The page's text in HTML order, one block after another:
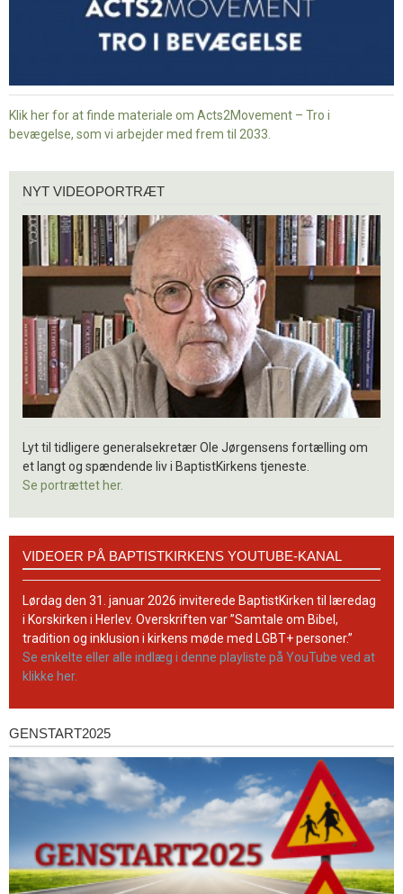
Klik her for at finde materiale om Acts2Movement – Tro i
bevægelse, som vi arbejder med frem til 2033.
videoportræt
NYT VIDEOPORTRÆT
Lyt til tidligere generalsekretær Ole Jørgensens fortælling om
et langt og spændende liv i BaptistKirkens tjeneste.
Se portrættet her.
BaptistKirkens
YouTube-
kanal
VIDEOER PÅ BAPTISTKIRKENS YOUTUBE-KANAL
Lørdag den 31. januar 2026 inviterede BaptistKirken til læredag
i Korskirken i Herlev. Overskriften var ”Samtale om Bibel,
tradition og inklusion i kirkens møde med LGBT+ personer.”
Se enkelte eller alle indlæg i denne playliste på YouTube ved at
klikke her.
Genstart2025
GENSTART2025